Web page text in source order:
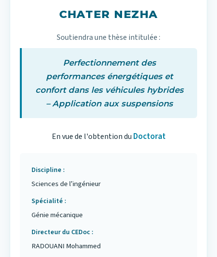
CHATER NEZHA
Soutiendra une thèse intitulée :
Perfectionnement des
performances énergétiques et
confort dans les véhicules hybrides
– Application aux suspensions
En vue de l'obtention du Doctorat
Discipline
Sciences de l’ingénieur
Spécialité
Génie mécanique
Directeur du CEDoc
RADOUANI Mohammed